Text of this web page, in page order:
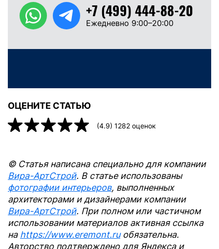
+7 (499) 444-88-20
Ежедневно 9:00–20:00
ОЦЕНИТЕ СТАТЬЮ
(4.9) 1282 оценок
© Статья написана специально для компании
Вира-АртСтрой. В статье использованы
фотографии интерьеров, выполненных
архитекторами и дизайнерами компании
Вира-АртСтрой. При полном или частичном
использовании материалов активная ссылка
на https://www.eremont.ruобязательна.
Авторство подтверждено для Яндекса и